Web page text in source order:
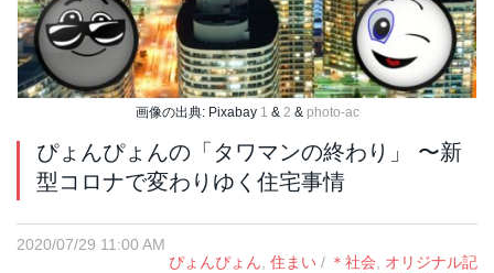
画像の出典: Pixabay 1 & 2 & photo-ac
ぴょんぴょんの「タワマンの終わり」 〜新
型コロナで変わりゆく住宅事情
2020/07/29 11:00 AM
ぴょんぴょん 住まい / ＊社会
オリジナル記